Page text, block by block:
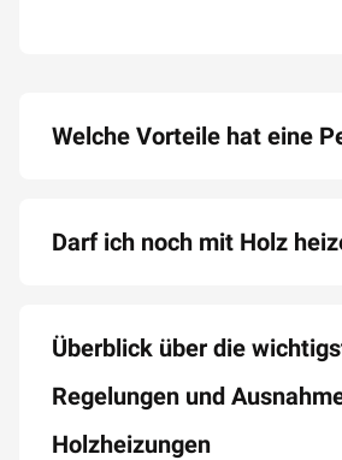
Welche Vorteile hat eine
Darf ich noch mit Holz
Überblick über die
Regelungen und
Holzheizungen